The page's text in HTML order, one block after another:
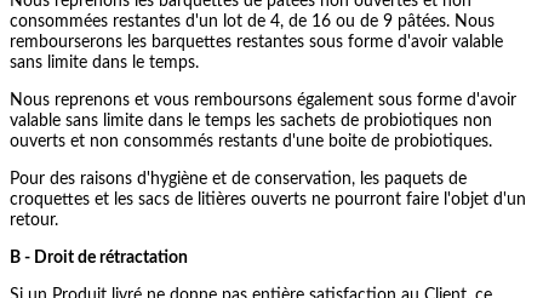
consommées restantes d'un lot de 4, de 16 ou de 9 pâtées. Nous
rembourserons les barquettes restantes sous forme d'avoir valable
sans limite dans le temps.
Nous reprenons et vous remboursons également sous forme d'avoir
valable sans limite dans le temps les sachets de probiotiques non
ouverts et non consommés restants d'une boite de probiotiques.
Pour des raisons d'hygiène et de conservation, les paquets de
croquettes et les sacs de litières ouverts ne pourront faire l'objet d'un
retour.
B - Droit de rétractation